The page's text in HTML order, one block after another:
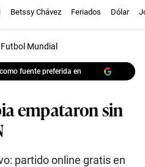
Betssy Chávez Feriados Dólar
Futbol Mundial
fuente preferida en
empataron sin
partido online gratis en